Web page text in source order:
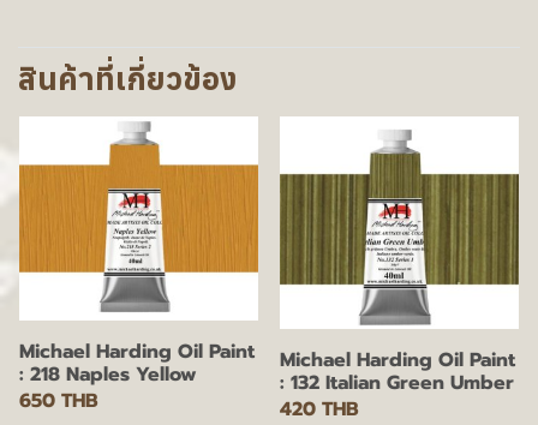
สินค้าที่เกี่ยวข้อง
Michael Harding Oil Paint
: 218 Naples Yellow
650 THB
Michael Harding Oil Paint
: 132 Italian Green Umber
420 THB